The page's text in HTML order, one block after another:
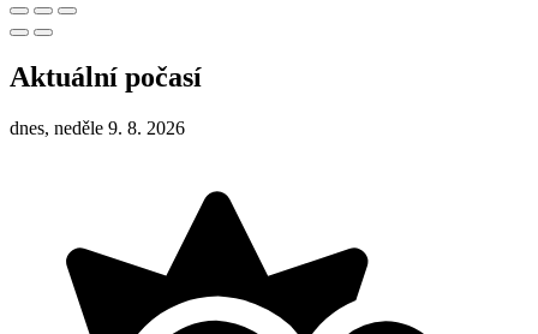
Aktuální počasí
dnes, neděle 9. 8. 2026